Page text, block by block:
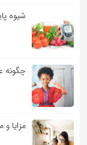
شیوه
چگونه
مزایا